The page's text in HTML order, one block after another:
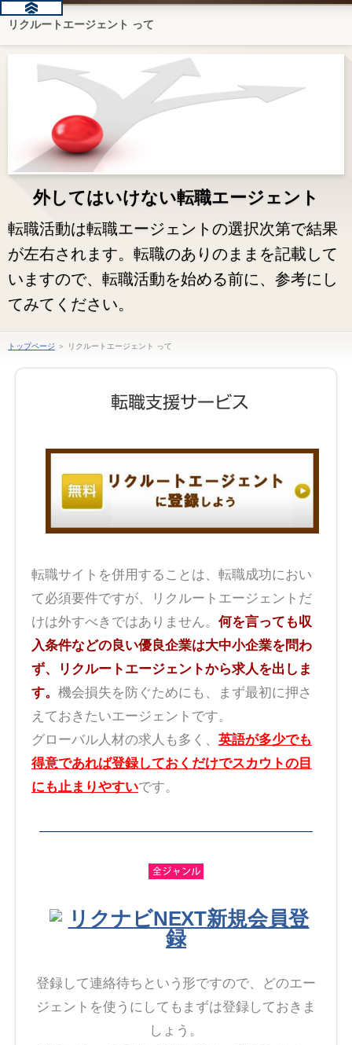
リクルートエージェント って
外してはいけない転職エージェント
転職活動は転職エージェントの選択次第で結果
が左右されます。転職のありのままを記載して
いますので、転職活動を始める前に、参考にし
てみてください。
トップページ ＞ リクルートエージェント って
転職サイトを併用することは、転職成功におい
て必須要件ですが、リクルートエージェントだ
けは外すべきではありません。 何を言っても収
入条件などの良い優良企業は大中小企業を問わ
ず、リクルートエージェントから求人を出しま
す。 機会損失を防ぐためにも、まず最初に押さ
えておきたいエージェントです。
グローバル人材の求人も多く、 英語が多少でも
得意であれば登録しておくだけでスカウトの目
にも止まりやすいです。
リクナビNEXT新規会員登
録
登録して連絡待ちという形ですので、どのエー
ジェントを使うにしてもまずは登録しておきま
しょう。